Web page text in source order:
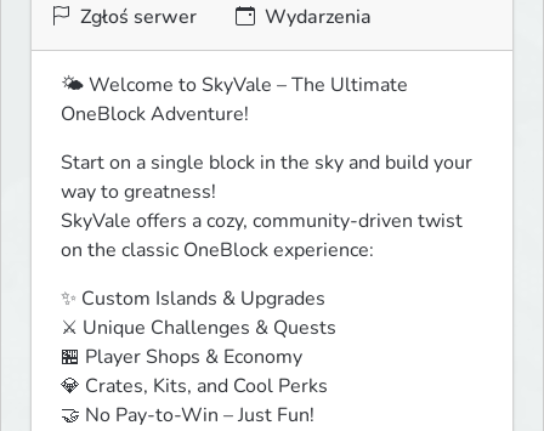
Zgłoś serwer Wydarzenia
🌤️ Welcome to SkyVale – The Ultimate
OneBlock Adventure!
Start on a single block in the sky and build your
way to greatness!
SkyVale offers a cozy, community-driven twist
on the classic OneBlock experience:
✨ Custom Islands & Upgrades
⚔️ Unique Challenges & Quests
🏪 Player Shops & Economy
💎 Crates, Kits, and Cool Perks
🤝 No Pay-to-Win – Just Fun!